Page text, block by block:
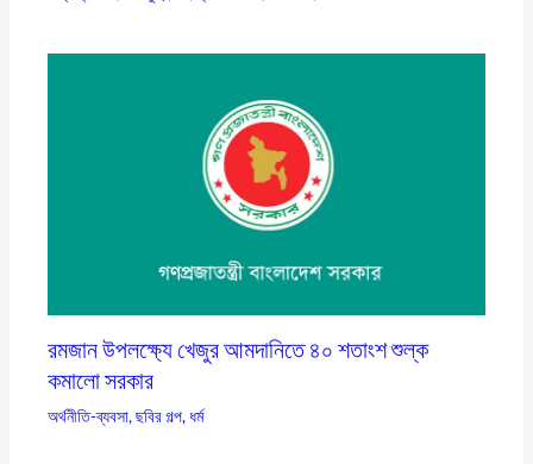
রমজান উপলক্ষ্যে খেজুর আমদানিতে ৪০ শতাংশ শুল্ক
কমালো সরকার
অর্থনীতি-ব্যবসা,ছবির গল্প, ধর্ম